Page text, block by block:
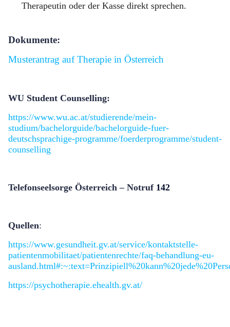
Therapeutin oder der Kasse direkt sprechen.
Dokumente:
Musterantrag auf Therapie in Österreich
WU Student Counselling:
https://www.wu.ac.at/studierende/mein-
studium/bachelorguide/bachelorguide-fuer-
deutschsprachige-programme/foerderprogramme/student-
counselling
Telefonseelsorge Österreich– Notruf 142
Quellen:
https://www.gesundheit.gv.at/service/kontaktstelle-
patientenmobilitaet/patientenrechte/faq-behandlung-eu-
https://psychotherapie.ehealth.gv.at/